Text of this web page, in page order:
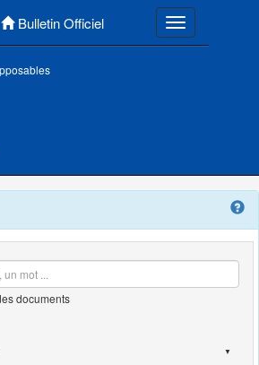
Bulletin Officiel Toggle
documents